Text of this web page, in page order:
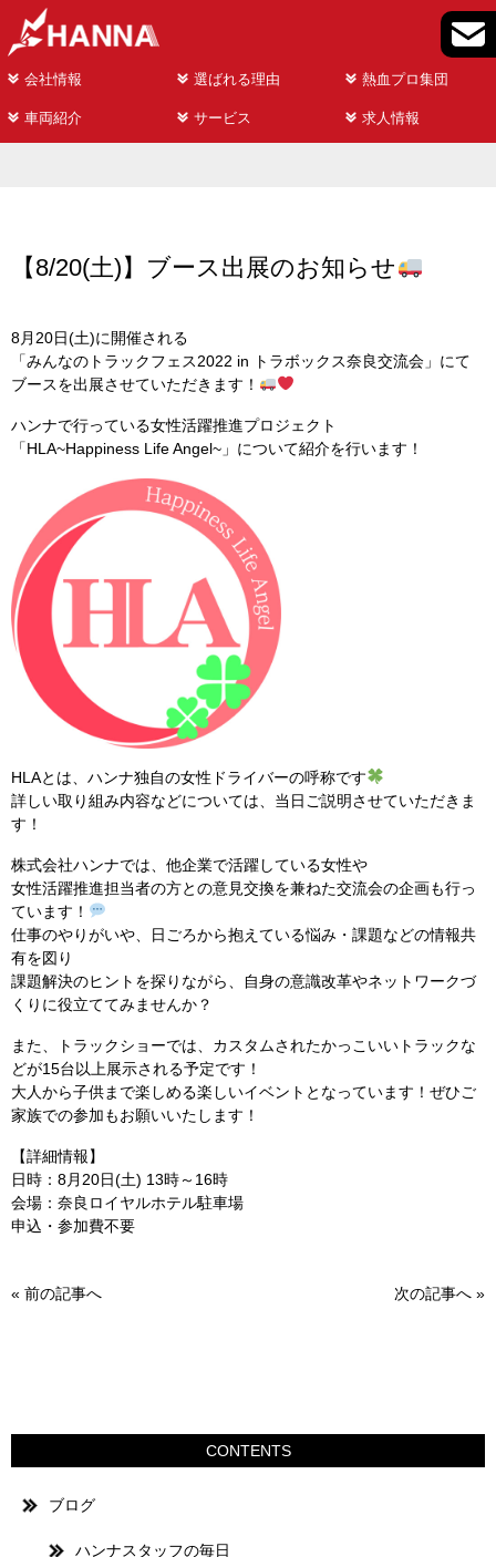
会社情報 選ばれる理由 熱血プロ集団
車両紹介 サービス 求人情報
【8/20(土)】ブース出展のお知らせ
8月20日(土)に開催される
「みんなのトラックフェス2022 in トラボックス奈良交流会」 にて
ブースを出展させていただきます！
ハンナで行っている女性活躍推進プロジェクト
「HLA~Happiness Life Angel~」 について紹介を行います！
HLAとは、ハンナ独自の女性ドライバーの呼称です
詳しい取り組み内容などについては、当日ご説明させていただきま
す！
株式会社ハンナでは、他企業で活躍している女性や
女性活躍推進担当者の方との意見交換を兼ねた交流会の企画も行っ
ています！
仕事のやりがいや、日ごろから抱えている悩み・課題などの情報共
有を図り
課題解決のヒントを探りながら、自身の意識改革やネットワークづ
くりに役立ててみませんか？
また、トラックショーでは、カスタムされたかっこいいトラックな
どが15台以上展示される予定です！
大人から子供まで楽しめる楽しいイベントとなっています！ぜひご
家族での参加もお願いいたします！
【詳細情報】
日時：8月20日(土) 13時～16時
会場：奈良ロイヤルホテル駐車場
申込・参加費不要
« 前の記事へ 次の記事へ »
CONTENTS
ブログ
ハンナスタッフの毎日